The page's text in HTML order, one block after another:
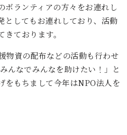
ボランティアの方々をお連れし
としてもお連れしており、活動
ております。
物資の配布などの活動も行わせ
んなでみんなを助けたい！」と
をもちまして今年はNPO法人を